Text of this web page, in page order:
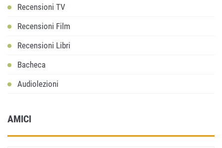
Recensioni TV
Recensioni Film
Recensioni Libri
Bacheca
Audiolezioni
AMICI